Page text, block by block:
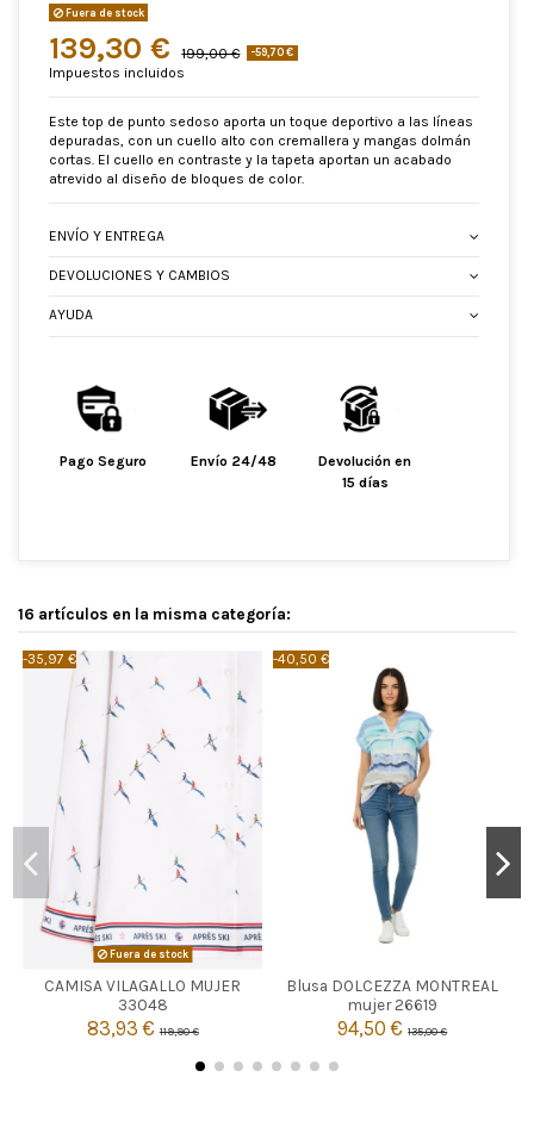
Fuera de stock
139,30 € 199,00 € -59,70 €
Impuestos incluidos
Este top de punto sedoso aporta un toque deportivo a las líneas
depuradas, con un cuello alto con cremallera y mangas dolmán
cortas. El cuello en contraste y la tapeta aportan un acabado
atrevido al diseño de bloques de color.
ENVÍO Y ENTREGA
DEVOLUCIONES Y CAMBIOS
AYUDA
Pago Seguro Envío 24/48
Devolución en
15 días
16 artículos en la misma categoría:
-35,97 €
Fuera de stock
CAMISA VILAGALLO MUJER
33048
83,93 €119,90 €
 Agotado
-40,50 €
Blusa DOLCEZZA MONTREAL
mujer 26619
94,50 €135,00 €
